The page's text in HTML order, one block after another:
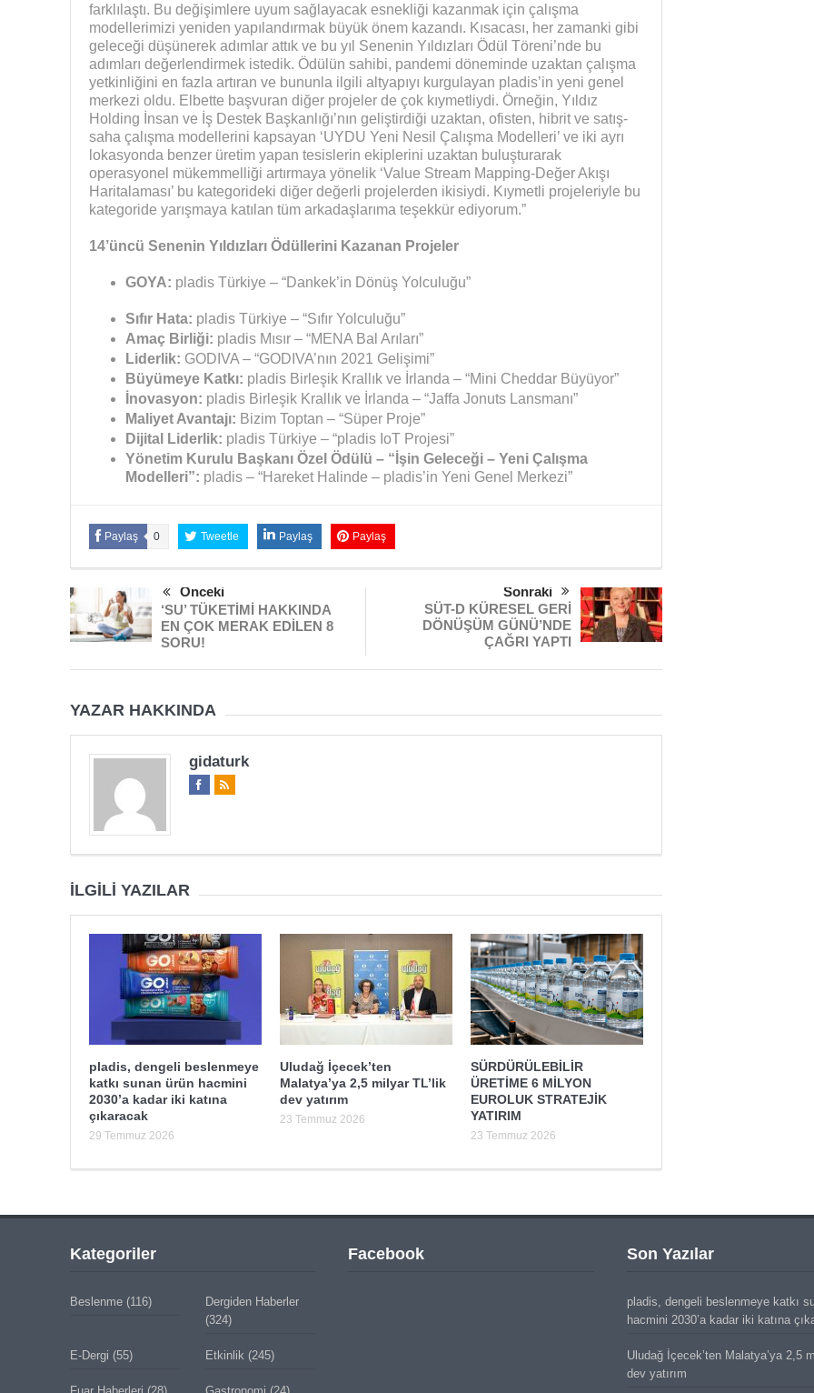
farklılaştı. Bu değişimlere uyum sağlayacak esnekliği kazanmak için çalışma
modellerimizi yeniden yapılandırmak büyük önem kazandı. Kısacası, her zamanki gibi
geleceği düşünerek adımlar attık ve bu yıl Senenin Yıldızları Ödül Töreni’nde bu
adımları değerlendirmek istedik. Ödülün sahibi, pandemi döneminde uzaktan çalışma
yetkinliğini en fazla artıran ve bununla ilgili altyapıyı kurgulayan pladis’in yeni genel
merkezi oldu. Elbette başvuran diğer projeler de çok kıymetliydi. Örneğin, Yıldız
Holding İnsan ve İş Destek Başkanlığı’nın geliştirdiği uzaktan, ofisten, hibrit ve satış-
saha çalışma modellerini kapsayan ‘UYDU Yeni Nesil Çalışma Modelleri’ ve iki ayrı
lokasyonda benzer üretim yapan tesislerin ekiplerini uzaktan buluşturarak
operasyonel mükemmelliği artırmaya yönelik ‘Value Stream Mapping-Değer Akışı
Haritalaması’ bu kategorideki diğer değerli projelerden ikisiydi. Kıymetli projeleriyle bu
kategoride yarışmaya katılan tüm arkadaşlarıma teşekkür ediyorum.”
14’üncü Senenin Yıldızları Ödüllerini Kazanan Projeler
GOYA: pladis Türkiye – “Dankek’in Dönüş Yolculuğu”
Sıfır Hata: pladis Türkiye – “Sıfır Yolculuğu”
Amaç Birliği: pladis Mısır – “MENA Bal Arıları”
Liderlik: GODIVA – “GODIVA’nın 2021 Gelişimi”
Büyümeye Katkı: pladis Birleşik Krallık ve İrlanda – “Mini Cheddar Büyüyor”
İnovasyon: pladis Birleşik Krallık ve İrlanda – “Jaffa Jonuts Lansmanı”
Maliyet Avantajı: Bizim Toptan – “Süper Proje”
Dijital Liderlik: pladis Türkiye – “pladis IoT Projesi”
Yönetim Kurulu Başkanı Özel Ödülü – “İşin Geleceği – Yeni Çalışma
Modelleri”: pladis – “Hareket Halinde – pladis’in Yeni Genel Merkezi”
Paylaş 0 Tweetle Paylaş Paylaş
Önceki
‘SU’ TÜKETİMİ HAKKINDA
EN ÇOK MERAK EDİLEN 8
SORU!
Sonraki
SÜT-D KÜRESEL GERİ
DÖNÜŞÜM GÜNÜ’NDE
ÇAĞRI YAPTI
YAZAR HAKKINDA
gidaturk
İLGILI YAZILAR
pladis, dengeli beslenmeye
katkı sunan ürün hacmini
2030’a kadar iki katına
çıkaracak
29 Temmuz 2026
Uludağ İçecek’ten
Malatya’ya 2,5 milyar TL’lik
dev yatırım
23 Temmuz 2026
SÜRDÜRÜLEBİLİR
ÜRETİME 6 MİLYON
EUROLUK STRATEJİK
YATIRIM
23 Temmuz 2026
Kategoriler
Beslenme(116)
Dergiden Haberler
(324)
E-Dergi (55) Etkinlik (245)
Facebook Son Yazılar
pladis, dengeli beslenmeye katkı
hacmini 2030’a kadar iki katına
Uludağ İçecek’ten Malatya’ya 2,5
dev yatırım